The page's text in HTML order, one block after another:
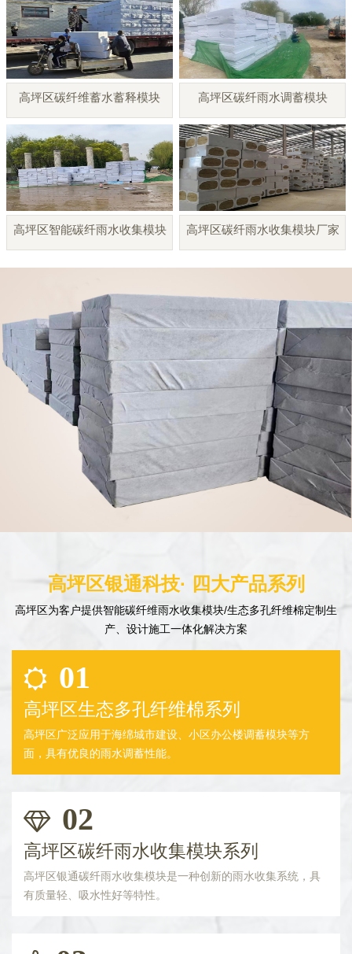
高坪区碳纤维蓄水蓄释模块 高坪区碳纤雨水调蓄模块
高坪区智能碳纤雨水收集模块 高坪区碳纤雨水收集模块厂家
高坪区银通科技· 四大产品系列
高坪区为客户提供智能碳纤维雨水收集模块/生态多孔纤维棉定制生
产、设计施工一体化解决方案
01
高坪区生态多孔纤维棉系列
高坪区广泛应用于海绵城市建设、小区办公楼调蓄模块等方
面，具有优良的雨水调蓄性能。
02
高坪区碳纤雨水收集模块系列
高坪区银通碳纤雨水收集模块是一种创新的雨水收集系统，具
有质量轻、吸水性好等特性。